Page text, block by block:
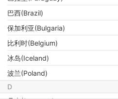
巴西(Brazil)
保加利亚(Bulgaria)
比利时(Belgium)
冰岛(Iceland)
波兰(Poland)
D